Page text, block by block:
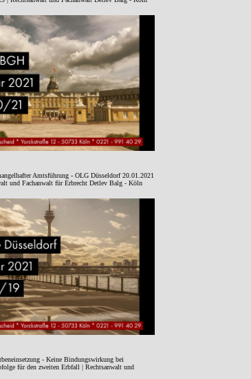
Amtsführung - OLG Düsseldorf 20.01.2021
und Fachanwalt für Erbrecht Detlev Balg - Köln
- Keine Bindungswirkung bei
für den zweiten Erbfall | Rechtsanwalt und